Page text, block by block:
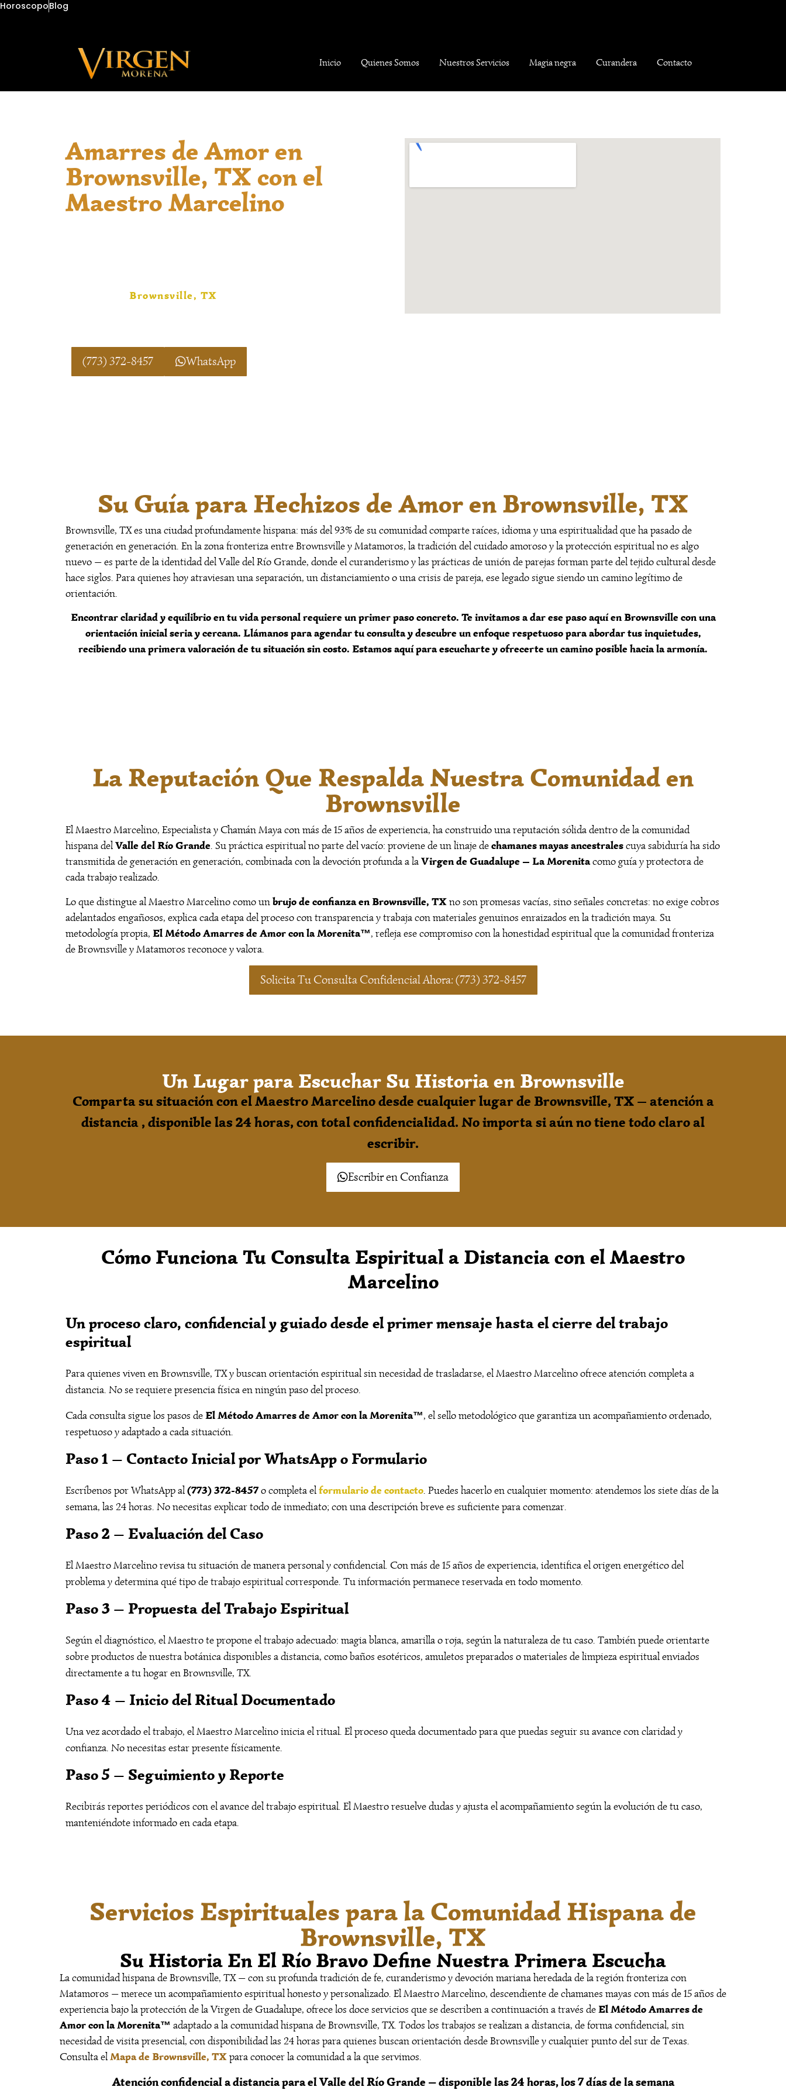
HoroscopoBlog
Inicio Quienes Somos Nuestros Servicios Magia negra Curandera Contacto
Amarres de Amor en
Brownsville, TX con el
Maestro Marcelino
Brownsville, TX
(773) 372-8457 WhatsApp
Su Guía para Hechizos de Amor en Brownsville, TX
Brownsville, TX es una ciudad profundamente hispana: más del 93% de su comunidad comparte raíces, idioma y una espiritualidad que ha pasado de
generación en generación. En la zona fronteriza entre Brownsville y Matamoros, la tradición del cuidado amoroso y la protección espiritual no es algo
nuevo — es parte de la identidad del Valle del Río Grande, donde el curanderismo y las prácticas de unión de parejas forman parte del tejido cultural desde
hace siglos. Para quienes hoy atraviesan una separación, un distanciamiento o una crisis de pareja, ese legado sigue siendo un camino legítimo de
orientación.
Encontrar claridad y equilibrio en tu vida personal requiere un primer paso concreto. Te invitamos a dar ese paso aquí en Brownsville con una
orientación inicial seria y cercana. Llámanos para agendar tu consulta y descubre un enfoque respetuoso para abordar tus inquietudes,
recibiendo una primera valoración de tu situación sin costo. Estamos aquí para escucharte y ofrecerte un camino posible hacia la armonía.
La Reputación Que Respalda Nuestra Comunidad en
Brownsville
El Maestro Marcelino, Especialista y Chamán Maya con más de 15 años de experiencia, ha construido una reputación sólida dentro de la comunidad
hispana delValle del Río Grande. Su práctica espiritual no parte del vacío: proviene de un linaje dechamanes mayas ancestralescuya sabiduría ha sido
transmitida de generación en generación, combinada con la devoción profunda a laVirgen de Guadalupe — La Morenitacomo guía y protectora de
cada trabajo realizado.
Lo que distingue al Maestro Marcelino como unbrujo de confianza en Brownsville, TXno son promesas vacías, sino señales concretas: no exige cobros
adelantados engañosos, explica cada etapa del proceso con transparencia y trabaja con materiales genuinos enraizados en la tradición maya. Su
metodología propia, El Método Amarres de Amor con la Morenita™, refleja ese compromiso con la honestidad espiritual que la comunidad fronteriza
de Brownsville y Matamoros reconoce y valora.
Solicita Tu Consulta Confidencial Ahora: (773) 372-8457
Un Lugar para Escuchar Su Historia en Brownsville
Comparta su situación con el Maestro Marcelino desde cualquier lugar de Brownsville, TX — atención a
distancia , disponible las 24 horas, con total confidencialidad. No importa si aún no tiene todo claro al
escribir.
Escribir en Confianza
Cómo Funciona Tu Consulta Espiritual a Distancia con el Maestro
Marcelino
Un proceso claro, confidencial y guiado desde el primer mensaje hasta el cierre del trabajo
espiritual
Para quienes viven en Brownsville, TX y buscan orientación espiritual sin necesidad de trasladarse, el Maestro Marcelino ofrece atención completa a
distancia. No se requiere presencia física en ningún paso del proceso.
Cada consulta sigue los pasos deEl Método Amarres de Amor con la Morenita™, el sello metodológico que garantiza un acompañamiento ordenado,
respetuoso y adaptado a cada situación.
Paso 1 — Contacto Inicial por WhatsApp o Formulario
Escríbenos por WhatsApp al(773) 372-8457o completa elformulario de contacto. Puedes hacerlo en cualquier momento: atendemos los siete días de la
semana, las 24 horas. No necesitas explicar todo de inmediato; con una descripción breve es suficiente para comenzar.
Paso 2 — Evaluación del Caso
El Maestro Marcelino revisa tu situación de manera personal y confidencial. Con más de 15 años de experiencia, identifica el origen energético del
problema y determina qué tipo de trabajo espiritual corresponde. Tu información permanece reservada en todo momento.
Paso 3 — Propuesta del Trabajo Espiritual
Según el diagnóstico, el Maestro te propone el trabajo adecuado: magia blanca, amarilla o roja, según la naturaleza de tu caso. También puede orientarte
sobre productos de nuestra botánica disponibles a distancia, como baños esotéricos, amuletos preparados o materiales de limpieza espiritual enviados
directamente a tu hogar en Brownsville, TX.
Paso 4 — Inicio del Ritual Documentado
Una vez acordado el trabajo, el Maestro Marcelino inicia el ritual. El proceso queda documentado para que puedas seguir su avance con claridad y
confianza. No necesitas estar presente físicamente.
Paso 5 — Seguimiento y Reporte
Recibirás reportes periódicos con el avance del trabajo espiritual. El Maestro resuelve dudas y ajusta el acompañamiento según la evolución de tu caso,
manteniéndote informado en cada etapa.
Servicios Espirituales para la Comunidad Hispana de
Brownsville, TX
Su Historia En El Río Bravo Define Nuestra Primera Escucha
La comunidad hispana de Brownsville, TX — con su profunda tradición de fe, curanderismo y devoción mariana heredada de la región fronteriza con
Matamoros — merece un acompañamiento espiritual honesto y personalizado. El Maestro Marcelino, descendiente de chamanes mayas con más de 15 años de
experiencia bajo la protección de la Virgen de Guadalupe, ofrece los doce servicios que se describen a continuación a través deEl Método Amarres de
Amor con la Morenita™ adaptado a la comunidad hispana de Brownsville, TX. Todos los trabajos se realizan a distancia, de forma confidencial, sin
necesidad de visita presencial, con disponibilidad las 24 horas para quienes buscan orientación desde Brownsville y cualquier punto del sur de Texas.
Consulta elMapa de Brownsville, TXpara conocer la comunidad a la que servimos.
Atención confidencial a distancia para el Valle del Río Grande — disponible las 24 horas, los 7 días de la semana